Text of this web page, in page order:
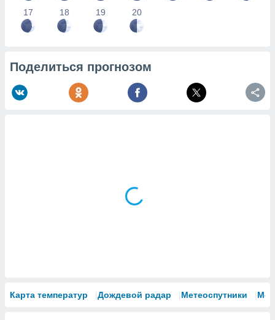
17 18 19 20
Поделиться прогнозом
Карта температур Дождевой радар Метеоспутники